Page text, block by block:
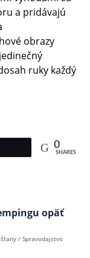
a pridávajú
obrazy
ruky každý
0
SHARES
opäť
/ Spravodajstvo